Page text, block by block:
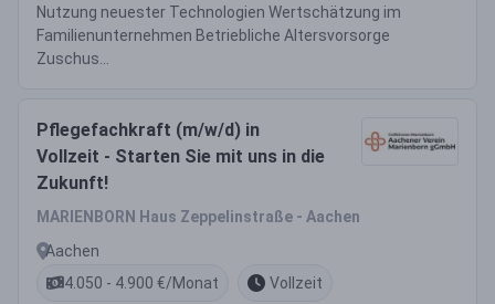
Nutzung neuester Technologien Wertschätzung im
Familienunternehmen Betriebliche Altersvorsorge
Zuschus...
Pflegefachkraft (m/w/d) in
Vollzeit - Starten Sie mit uns in die
Zukunft!
MARIENBORN Haus Zeppelinstraße - Aachen
Aachen
4.050 - 4.900 €/Monat
Vollzeit